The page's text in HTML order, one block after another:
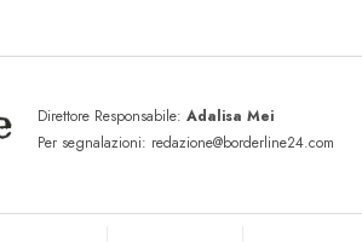
Direttore Responsabile: Adalisa Mei
Per segnalazioni: redazione@borderline24.com